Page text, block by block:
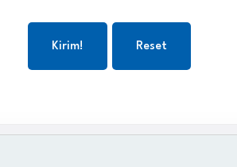
Kirim! Reset